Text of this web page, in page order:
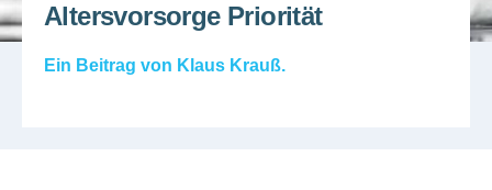
Altersvorsorge Priorität
Ein Beitrag von Klaus Krauß.